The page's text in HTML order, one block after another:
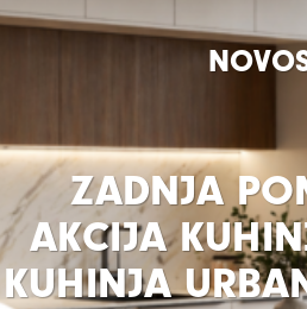
ZADNJA
AKCIJA
KUHINJA